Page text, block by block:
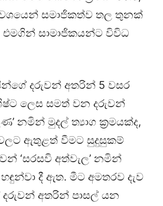
වශයෙන් සමාජිකත්ව තල තුනක්
එමගින් සාමාජිකයන්ට විවිධ
දරුවන් අතරින් 5 වසර
ලෙස සමත් වන දරුවන්
නමින් මුදල් ත්‍යාග ක්‍රමයක්ද,
ඇතුළත් වීමට සුදුසුකම්
‘සරසවි අත්වැල’ නමින්
දී ඇත. මීට අමතරව දැව
අතරින් පාසල් යන